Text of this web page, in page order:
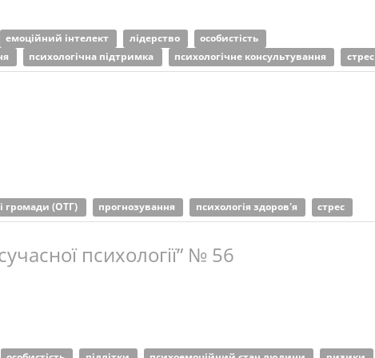
емоційний інтелект лідерство
особистість
психологічна підтримка психологічне консультування стрес
громади (ОТГ) прогнозування психологія здоров'я стрес
психології” № 56